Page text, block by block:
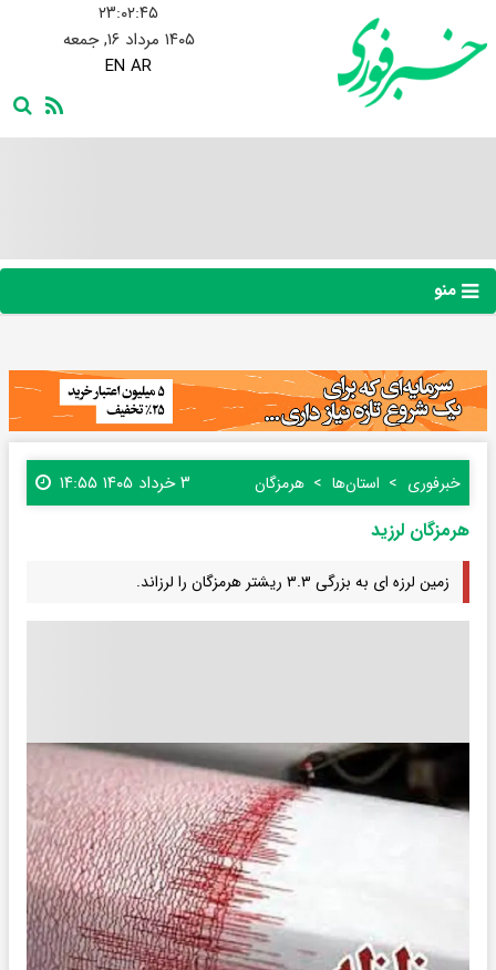
۲۳:۰۲:۴۵
۱۴۰۵ مرداد ۱۶, جمعه
EN AR
منو
خبرفوری استان‌ها هرمزگان ۳ خرداد ۱۴۰۵ ۱۴:۵۵
هرمزگان لرزید
زمین لرزه ای به بزرگی ۳.۳ ریشتر هرمزگان را لرزاند.